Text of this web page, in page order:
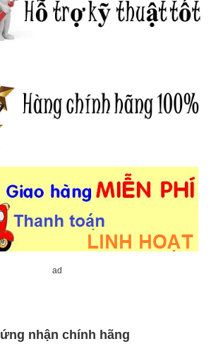
ad
nhận chính hãng